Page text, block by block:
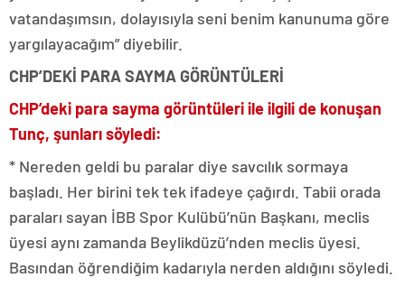
vatandaşımsın, dolayısıyla seni benim kanunuma göre
yargılayacağım” diyebilir.
CHP’DEKİ PARA SAYMA GÖRÜNTÜLERİ
CHP’deki para sayma görüntüleri ile ilgili de konuşan
Tunç, şunları söyledi:
* Nereden geldi bu paralar diye savcılık sormaya
başladı. Her birini tek tek ifadeye çağırdı. Tabii orada
paraları sayan İBB Spor Kulübü’nün Başkanı, meclis
üyesi aynı zamanda Beylikdüzü’nden meclis üyesi.
Basından öğrendiğim kadarıyla nerden aldığını söyledi.